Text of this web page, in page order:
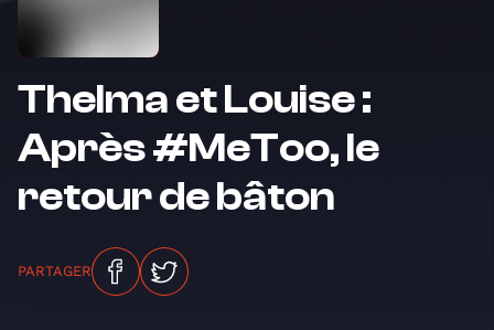
Thelma et Louise :
Après #MeToo, le
retour de bâton
PARTAGER